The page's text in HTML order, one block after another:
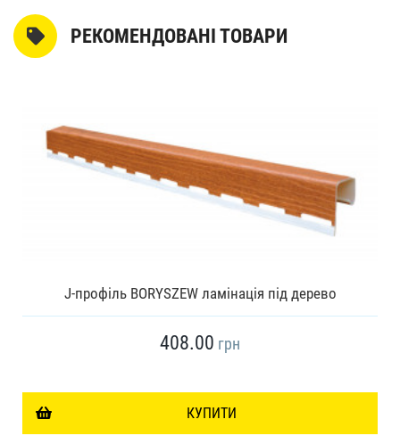
РЕКОМЕНДОВАНІ ТОВАРИ
J-профіль BORYSZEW ламінація під дерево
408.00 грн
КУПИТИ